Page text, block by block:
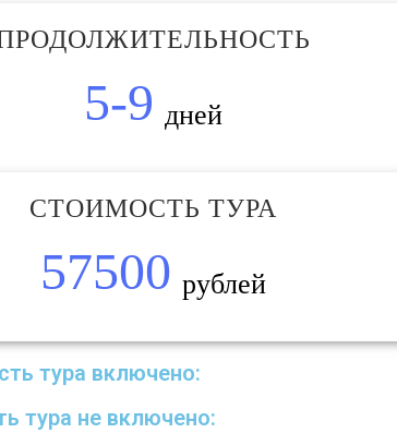
5-9 дней
СТОИМОСТЬ ТУРА
57500 рублей
тура включено:
тура не включено: